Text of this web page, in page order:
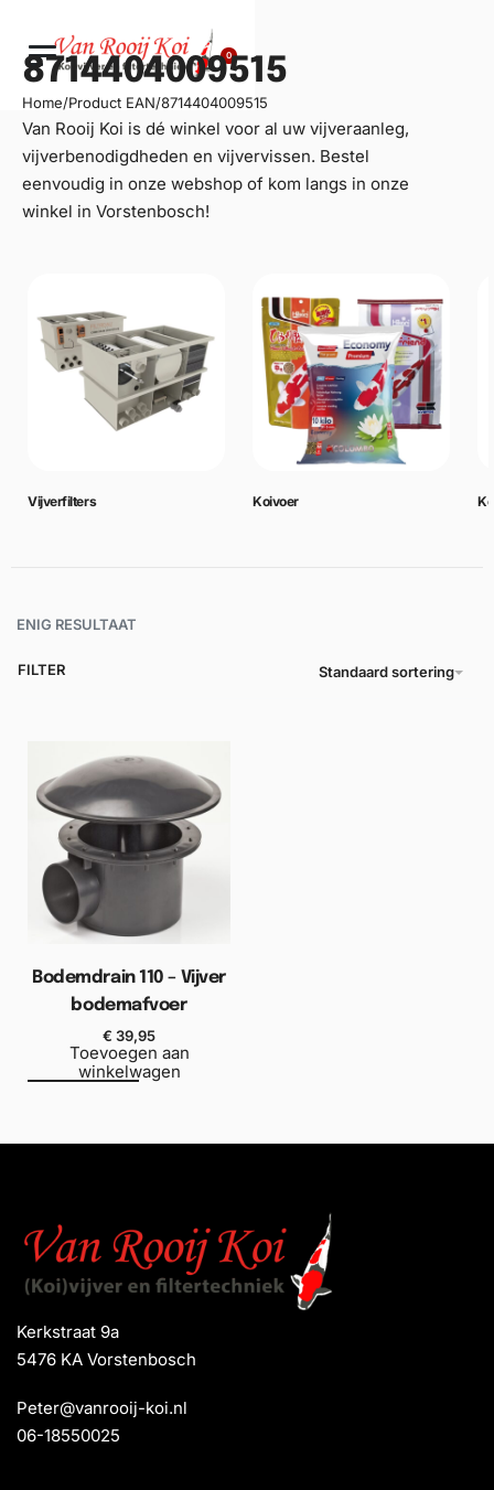
0
8714404009515
Home/Product EAN/8714404009515
Van Rooij Koi is dé winkel voor al uw vijveraanleg,
vijverbenodigdheden en vijvervissen. Bestel
eenvoudig in onze webshop of kom langs in onze
winkel in Vorstenbosch!
Vijverfilters Koivoer
ENIG RESULTAAT
Standaard sortering
FILTER
Bodemdrain 110 – Vijver
bodemafvoer
€ 39,95
Toevoegen aan
winkelwagen
Kerkstraat 9a
5476 KA Vorstenbosch
Peter@vanrooij-koi.nl
06-18550025